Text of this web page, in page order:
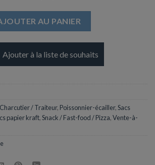
en Kraft Brun - 140 + 80 x 210 mm
AU PANIER
Ajouter à la liste de souhaits
/ Traiteur, Poissonnier-écailler,Sacs
papier kraft,Snack / Fast-food / Pizza,Vente-à-